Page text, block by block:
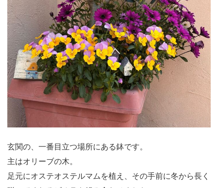
玄関の、一番目立つ場所にある鉢です。
主はオリーブの木。
足元にオステオステルマムを植え、その手前に冬から長く